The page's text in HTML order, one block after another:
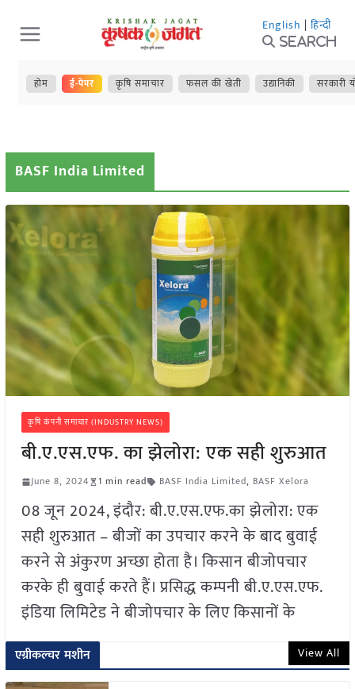
Skip
to
content
English | हिन्दी
Search
होम ई-पेपर कृषि समाचार फसल की खेती उद्यानिकी सरकारी
BASF India Limited
कृषि कंपनी समाचार (INDUSTRY NEWS)
बी.ए.एस.एफ. का झेलोरा: एक सही शुरुआत
June 8, 2024 1 min read BASF India Limited, BASF Xelora
08 जून 2024, इंदौर: बी.ए.एस.एफ.का झेलोरा: एक
सही शुरुआत – बीजों का उपचार करने के बाद बुवाई
करने से अंकुरण अच्छा होता है। किसान बीजोपचार
करके ही बुवाई करते हैं। प्रसिद्ध कम्पनी बी.ए.एस.एफ.
इंडिया लिमिटेड ने बीजोपचार के लिए किसानों के
एग्रीकल्चर मशीन View All